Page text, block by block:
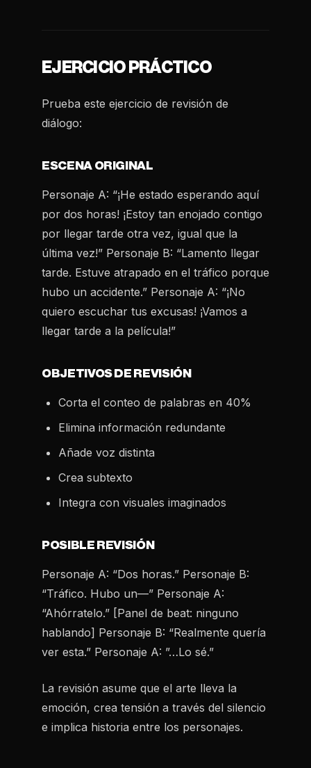
EJERCICIO PRÁCTICO
Prueba este ejercicio de revisión de
diálogo:
ESCENA ORIGINAL
Personaje A: “¡He estado esperando aquí
por dos horas! ¡Estoy tan enojado contigo
por llegar tarde otra vez, igual que la
última vez!” Personaje B: “Lamento llegar
tarde. Estuve atrapado en el tráfico porque
hubo un accidente.” Personaje A: “¡No
quiero escuchar tus excusas! ¡Vamos a
llegar tarde a la película!”
OBJETIVOS DE REVISIÓN
Corta el conteo de palabras en 40%
Elimina información redundante
Añade voz distinta
Crea subtexto
Integra con visuales imaginados
POSIBLE REVISIÓN
Personaje A: “Dos horas.” Personaje B:
“Tráfico. Hubo un—” Personaje A:
“Ahórratelo.” [Panel de beat: ninguno
hablando] Personaje B: “Realmente quería
ver esta.” Personaje A: ”…Lo sé.”
La revisión asume que el arte lleva la
emoción, crea tensión a través del silencio
e implica historia entre los personajes.